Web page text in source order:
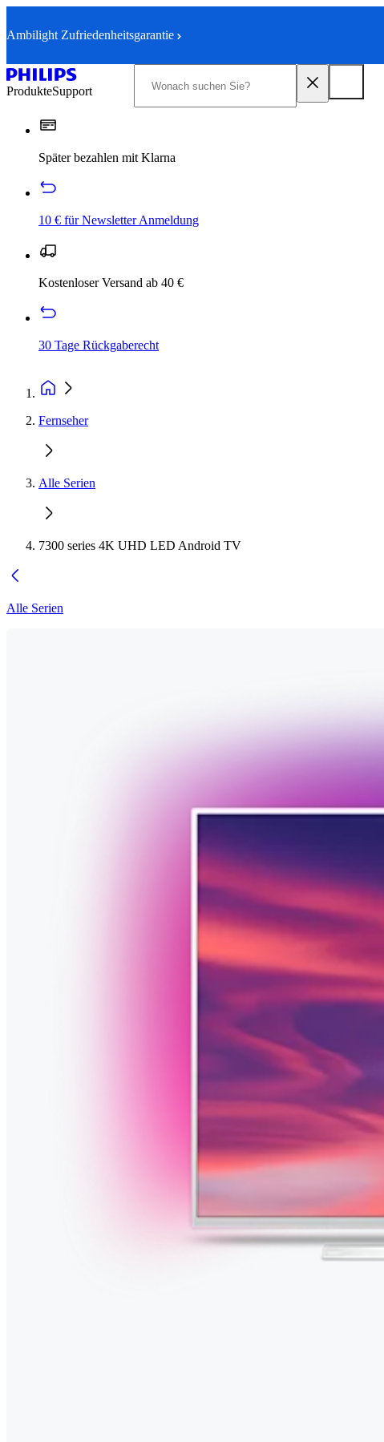
Ambilight Zufriedenheitsgarantie
ProdukteSupport
Später bezahlen mit Klarna
10 € für Newsletter Anmeldung
Kostenloser Versand ab 40 €
30 Tage Rückgaberecht
Fernseher
Alle Serien
7300 series 4K UHD LED Android TV
Alle Serien